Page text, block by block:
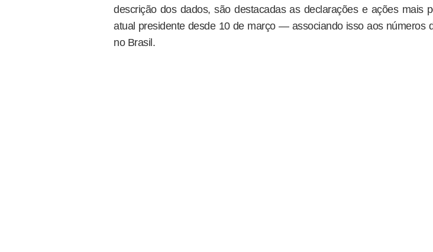
descrição dos dados, são destacadas as declarações e ações mais
atual presidente desde 10 de março — associando isso aos números
no Brasil.